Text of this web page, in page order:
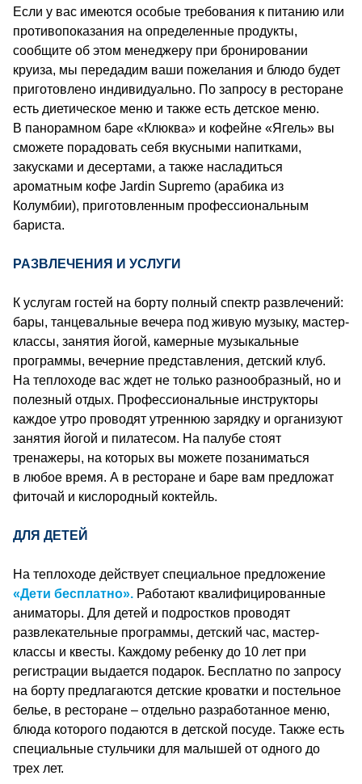
Если у вас имеются особые требования к питанию или
противопоказания на определенные продукты,
сообщите об этом менеджеру при бронировании
круиза, мы передадим ваши пожелания и блюдо будет
приготовлено индивидуально. По запросу в ресторане
есть диетическое меню и также есть детское меню.
В панорамном баре «Клюква» и кофейне «Ягель» вы
сможете порадовать себя вкусными напитками,
закусками и десертами, а также насладиться
ароматным кофе Jardin Supremo (арабика из
Колумбии), приготовленным профессиональным
бариста.
РАЗВЛЕЧЕНИЯ И УСЛУГИ
К услугам гостей на борту полный спектр развлечений:
бары, танцевальные вечера под живую музыку, мастер-
классы, занятия йогой, камерные музыкальные
программы, вечерние представления, детский клуб.
На теплоходе вас ждет не только разнообразный, но и
полезный отдых. Профессиональные инструкторы
каждое утро проводят утреннюю зарядку и организуют
занятия йогой и пилатесом. На палубе стоят
тренажеры, на которых вы можете позаниматься
в любое время. А в ресторане и баре вам предложат
фиточай и кислородный коктейль.
ДЛЯ ДЕТЕЙ
На теплоходе действует специальное предложение
«Дети бесплатно». Работают квалифицированные
аниматоры. Для детей и подростков проводят
развлекательные программы, детский час, мастер-
классы и квесты. Каждому ребенку до 10 лет при
регистрации выдается подарок. Бесплатно по запросу
на борту предлагаются детские кроватки и постельное
белье, в ресторане – отдельно разработанное меню,
блюда которого подаются в детской посуде. Также есть
специальные стульчики для малышей от одного до
трех лет.